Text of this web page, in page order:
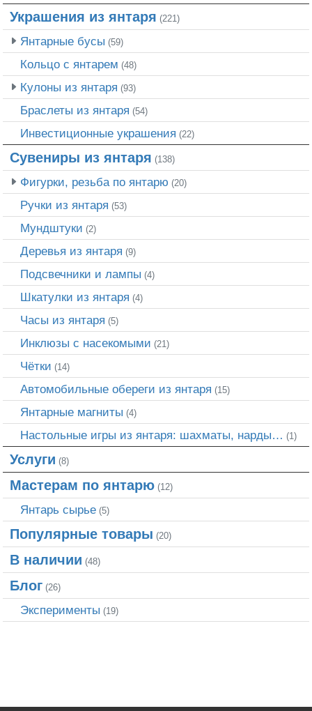
Украшения из янтаря (221)
Янтарные бусы (59)
Кольцо с янтарем (48)
Кулоны из янтаря (93)
Браслеты из янтаря (54)
Инвестиционные украшения (22)
Сувениры из янтаря (138)
Фигурки, резьба по янтарю (20)
Ручки из янтаря (53)
Мундштуки (2)
Деревья из янтаря (9)
Подсвечники и лампы (4)
Шкатулки из янтаря (4)
Часы из янтаря (5)
Инклюзы с насекомыми (21)
Чётки (14)
Автомобильные обереги из янтаря (15)
Янтарные магниты (4)
Настольные игры из янтаря: шахматы, нарды… (1)
Услуги (8)
Мастерам по янтарю (12)
Янтарь сырье (5)
Популярные товары (20)
В наличии (48)
Блог (26)
Эксперименты (19)